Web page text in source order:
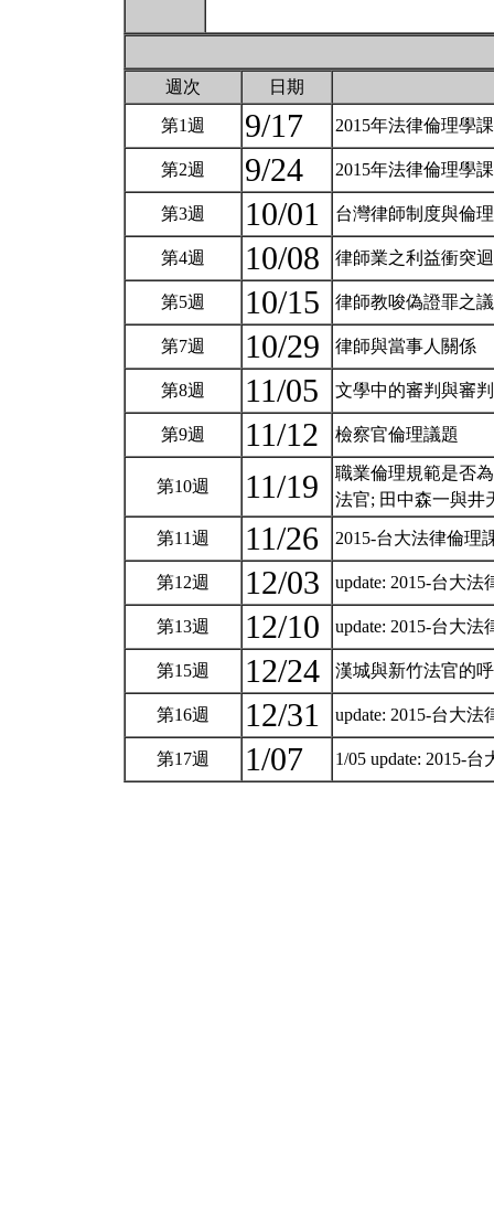
週次 日期
第1週 9/17 2015年法律倫理學
第2週 9/24 2015年法律倫理學
第3週 10/01 台灣律師制度與倫
第4週 10/08 律師業之利益衝突
第5週 10/15 律師教唆偽證罪之
第7週 10/29 律師與當事人關係
第8週 11/05 文學中的審判 與 審
第9週 11/12 檢察官倫理議題
第10週 11/19
職業倫理規範是否
法官; 田中森一與井
第11週 11/26 2015-台大法律倫理
第12週 12/03 update: 2015-台大
第13週 12/10 update: 2015-台大
第15週 12/24 漢城與新竹法官的
第16週 12/31 update: 2015-台大
第17週 1/07 1/05 update: 2015-